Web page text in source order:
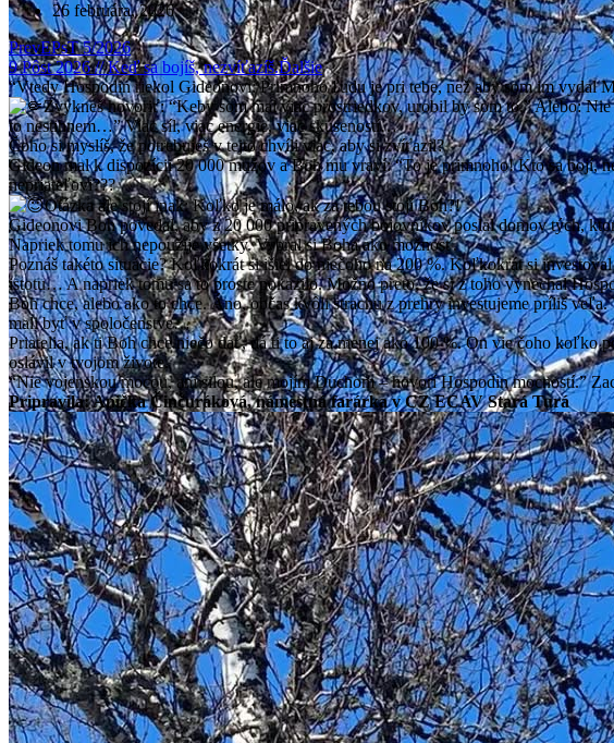
26 februára, 2026
PrevEPsT 5/2026
9 Pôst 2026 // Keď sa bojíš, nezvíťazíš.Ďalšie
“Vtedy Hospodin riekol Gideonovi: Primnoho ľudu je pri tebe, než aby som im vydal
Zvykneš hovoriť: “Keby som mal viac prostriedkov, urobil by som to.” Alebo:
to nestihnem…” Viac síl, viac energie, viac skúseností…
Čoho si myslíš, že potrebuješ v tejto chvíli viac, aby si zvíťazil?
Gideon mal k dispozícii 20 000 mužov a Boh mu vraví: “To je primnoho! Kto sa bojí,
nepriateľovi???
Otázka ale stojí inak: Koľko je málo, ak za tebou stojí Boh?!
Gideonovi Boh povedal, aby z 20 000 pripravených bojovníkov poslal domov tých,
Napriek tomu ich nepoužije všetky. Vybral si Boha ako možnosť.
Poznáš takéto situácie? Koľkokrát si išiel do niečoho na 200 %. Koľkokrát si
istotu… A napriek tomu sa to proste pokazilo. Možno preto, že si z toho vynechal
Boh chce, alebo ako to chce. Áno, občas kvôli strachu z prehry investujeme príliš
mali byť v spoločenstve…
Priatelia, ak ti Boh chce niečo dať, dá ti to aj za menej ako 100 %. On vie čoho
oslávil v tvojom živote.
“Nie vojenskou mocou, ani silou, ale mojím Duchom – hovorí Hospodin mocností.”
Pripravila: Anička Činčuráková, námestná farárka v CZ ECAV Stará Turá